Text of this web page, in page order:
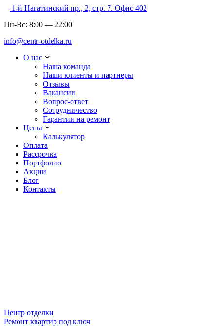
1-й Нагатинский пр., 2, стр. 7. Офис 402
Пн-Вс: 8:00 — 22:00
info@centr-otdelka.ru
О нас
Наша команда
Наши клиенты и партнеры
Отзывы
Вакансии
Вопрос-ответ
Сотрудничество
Гарантии на ремонт
Цены
Калькулятор
Оплата
Рассрочка
Портфолио
Акции
Блог
Контакты
Центр отделки
Ремонт квартир под ключ